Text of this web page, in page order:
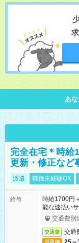
あ
完全在宅＊時給
更新・修正など
派遣 職種未経験OK
給与
時給1700円
能な速払い
交通費別
交通費 交通
月収例